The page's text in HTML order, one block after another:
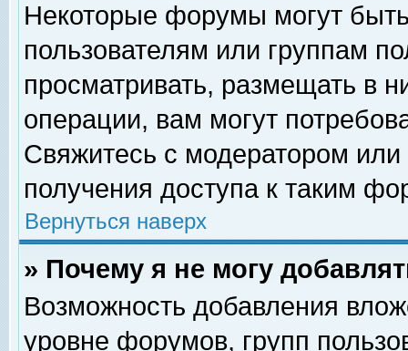
Некоторые форумы могут
пользователям или группам
просматривать, размещать в
операции, вам могут
Свяжитесь с модератором
получения доступа к таким
Вернуться наверх
» Почему я не могу
Возможность добавления
уровне форумов, групп